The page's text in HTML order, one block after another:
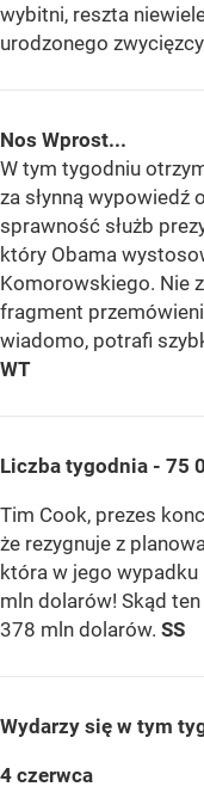
wybitni, reszta
urodzonego
Nos Wprost...
W tym tygodniu
za słynną wypowiedź
sprawność służb
który Obama
Komorowskiego. Nie
fragment
wiadomo, potrafi
WT
Liczba tygodnia - 75
Tim Cook, prezes
że rezygnuje z
która w jego
mln dolarów! Skąd ten
378 mln dolarów. SS
Wydarzy się w tym
4 czerwca